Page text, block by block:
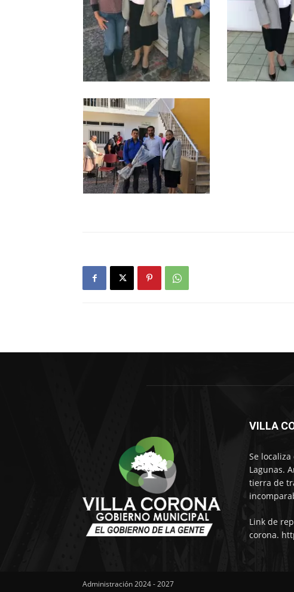
VILLA
Se localiza
Lagunas.
tierra de
Link de
corona.
Administración 2024 - 2027